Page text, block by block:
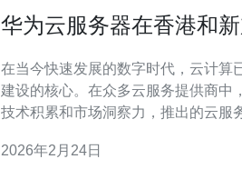
华为云服务器在香港和
在当今快速发展的数字时代，云计算
建设的核心。在众多云服务提供商中
技术积累和市场洞察力，推出的云服
两个市场的优势与使用体验。 以下是
2026年2月24日